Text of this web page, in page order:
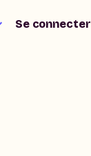
Se connecter